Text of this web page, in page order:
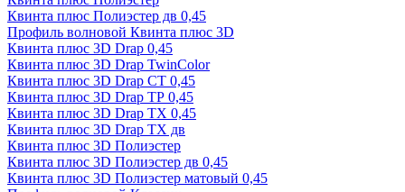
Квинта плюс Полиэстер дв 0,45
Профиль волновой Квинта плюс 3D
Квинта плюс 3D Drap 0,45
Квинта плюс 3D Drap TwinColor
Квинта плюс 3D Drap СТ 0,45
Квинта плюс 3D Drap ТР 0,45
Квинта плюс 3D Drap ТХ 0,45
Квинта плюс 3D Drap ТХ дв
Квинта плюс 3D Полиэстер
Квинта плюс 3D Полиэстер дв 0,45
Квинта плюс 3D Полиэстер матовый 0,45